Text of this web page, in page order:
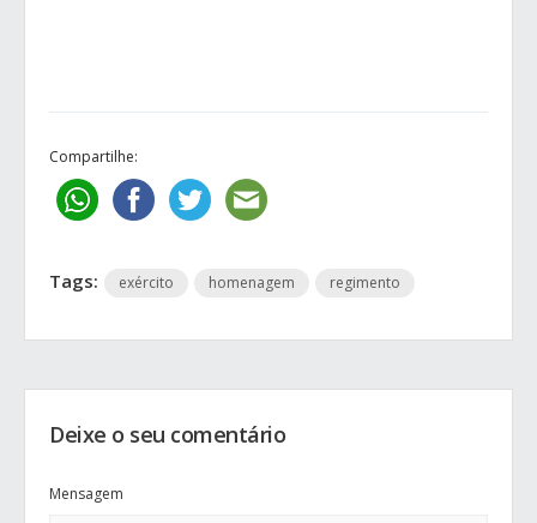
Compartilhe:
Tags: exército homenagem regimento
Deixe o seu comentário
Mensagem